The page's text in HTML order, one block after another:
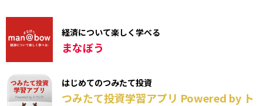
経済について楽しく学べる
まなぼう
はじめてのつみたて投資
つみたて投資学習アプリ Powered by ト